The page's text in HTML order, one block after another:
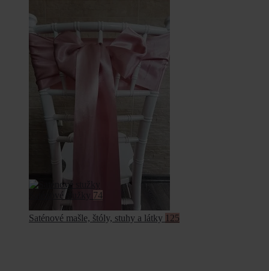
Saténové mašle, štóly, stuhy a látky 125
Saténové stužky 74